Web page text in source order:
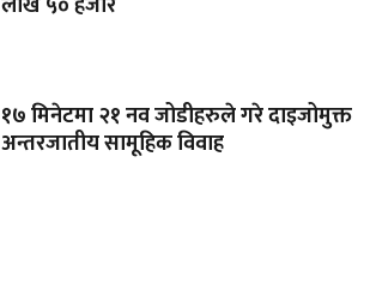
१७ मिनेटमा २१ नव जोडीहरुले गरे दाइजोमुक्त
अन्तरजातीय सामूहिक विवाह